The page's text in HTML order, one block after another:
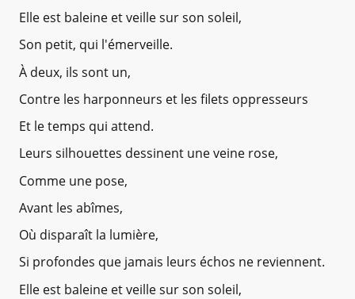
Elle est baleine et veille sur son soleil,
Son petit, qui l'émerveille.
À deux, ils sont un,
Contre les harponneurs et les filets oppresseurs
Et le temps qui attend.
Leurs silhouettes dessinent une veine rose,
Comme une pose,
Avant les abîmes,
Où disparaît la lumière,
Si profondes que jamais leurs échos ne reviennent.
Elle est baleine et veille sur son soleil,